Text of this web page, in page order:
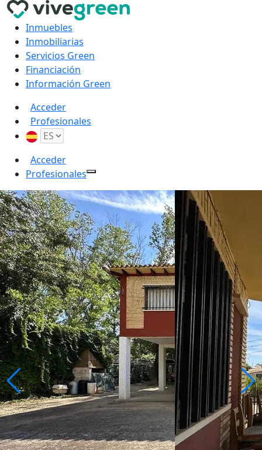
Inmuebles
Inmobiliarias
Servicios Green
Financiación
Información Green
Acceder
Profesionales
Acceder
Profesionales